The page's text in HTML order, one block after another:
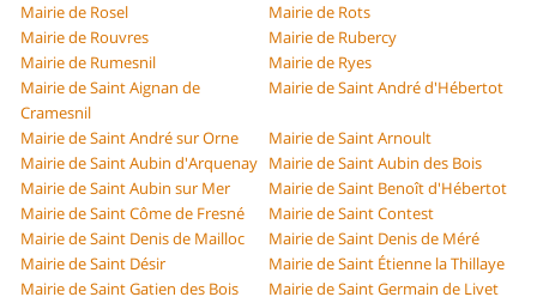
Mairie de Rosel
Mairie de Rots
Mairie de Rouvres
Mairie de Rubercy
Mairie de Rumesnil
Mairie de Ryes
Mairie de Saint Aignan de
Cramesnil
Mairie de Saint André d'Hébertot
Mairie de Saint André sur Orne
Mairie de Saint Arnoult
Mairie de Saint Aubin d'Arquenay Mairie de Saint Aubin des Bois
Mairie de Saint Aubin sur Mer
Mairie de Saint Benoît d'Hébertot
Mairie de Saint Côme de Fresné
Mairie de Saint Contest
Mairie de Saint Denis de Mailloc
Mairie de Saint Denis de Méré
Mairie de Saint Désir
Mairie de Saint Étienne la Thillaye
Mairie de Saint Gatien des Bois
Mairie de Saint Germain de Livet